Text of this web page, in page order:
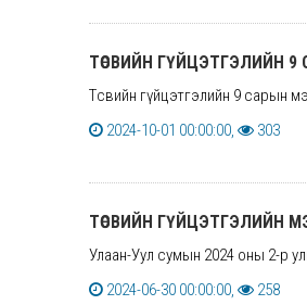
ТӨСВИЙН ГҮЙЦЭТГЭЛИЙН
Төсвийн гүйцэтгэлийн 9 сарын
2024-10-01 00:00:00,
303
ТӨСВИЙН ГҮЙЦЭТГЭЛИЙН
Улаан-Уул сумын 2024 оны 2-р
2024-06-30 00:00:00,
258